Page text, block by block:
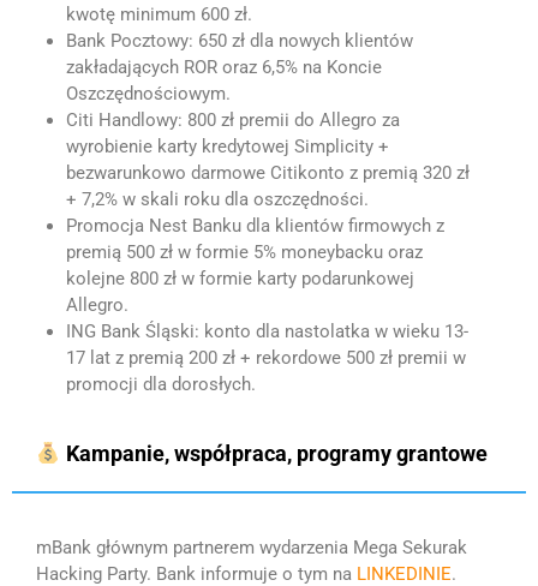
kwotę minimum 600 zł.
Bank Pocztowy: 650 zł dla nowych klientów
zakładających ROR oraz 6,5% na Koncie
Oszczędnościowym.
Citi Handlowy: 800 zł premii do Allegro za
wyrobienie karty kredytowej Simplicity +
bezwarunkowo darmowe Citikonto z premią 320 zł
+ 7,2% w skali roku dla oszczędności.
Promocja Nest Banku dla klientów firmowych z
premią 500 zł w formie 5% moneybacku oraz
kolejne 800 zł w formie karty podarunkowej
Allegro.
ING Bank Śląski: konto dla nastolatka w wieku 13-
17 lat z premią 200 zł + rekordowe 500 zł premii w
promocji dla dorosłych.
Kampanie, współpraca, programy grantowe
mBank głównym partnerem wydarzenia Mega Sekurak
Hacking Party. Bank informuje o tym na LINKEDINIE.